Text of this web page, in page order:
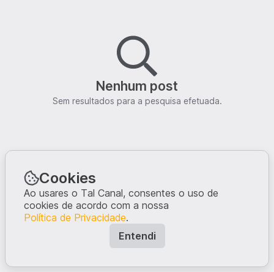
Nenhum post
Sem resultados para a pesquisa efetuada.
Cookies
Ao usares o Tal Canal, consentes o uso de
cookies de acordo com a nossa
Política de Privacidade.
Entendi